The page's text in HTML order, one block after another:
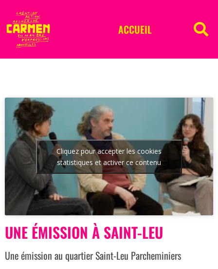
ACCUEIL
Cliquez pour accepter les cookies
statistiques et activer ce contenu
UNE ÉMISSION À SAINT-LEU
Une émission au quartier Saint-Leu Parcheminiers